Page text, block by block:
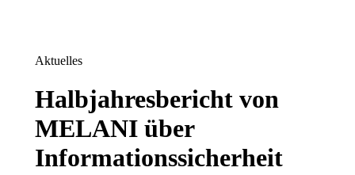
Aktuelles
Halbjahresbericht von
MELANI über
Informationssicherheit